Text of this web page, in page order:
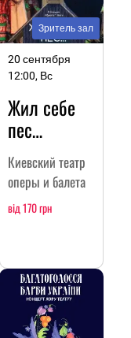
Зритель зал
20 сентября
12:00, Вс
Жил себе
пес…
Киевский театр
оперы и балета
від 170 грн